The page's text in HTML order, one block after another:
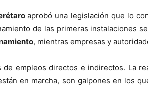
aprobó una legislación que lo
de las primeras instalaciones
, mientras empresas y
empleos directos e indirectos. La
en marcha, son galpones en los